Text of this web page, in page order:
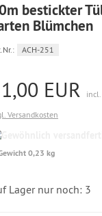
bestickter
Blümchen
ACH-251
EUR
Versandkosten
0,23 kg
Lager nur noch: 3